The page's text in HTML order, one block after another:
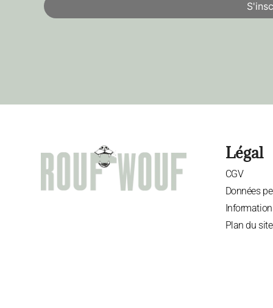
Légal
CGV
Données
Plan du site